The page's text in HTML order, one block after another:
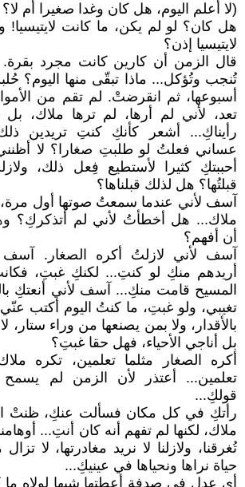
(لا أعلم اليوم، هل كان وغدا صغيرا أم لا؟
هل كان؟ لو لم يكن، ما كانت لايتيسيا!
لايتيسيا إذن؟
قال الزمن أن كارين كانت مجرد بقرة.
تُنجب وتُؤكل... ماذا تبقّى منها اليوم؟
أسبوعها، ثم انقرضتْ. لم تقم من
تعد، لأني لم أرها، لم ترها ملاك،
رأيناكِ... أشعر كأنكِ كنتِ تريدين
عساني فعلتُ لو طلبتِ صغارا؟ لا
أحببتكِ كثيرا لأستطيع فِعل ذلك،
قبلتُها؟ هل لذلك قبلناها؟
آسف لأني عندما سمعتُ صوتها أول مرة،
ملاك... هل أخطأتُ لأني لم أتذكركِ؟
أن أفهم؟
آسف لأني لازلتُ أكره الصغار. آسف
أريدهم منكِ لو كنتِ... لكنكِ غبتِ، فكانت
المسيح قامت منكِ... آسف لأني أنعتكِ
تغيبي، ولو غبتِ، ما كنتُ اليوم أكتب
بالأقدار، ولا بمن يصنعها من وراء ستار،
بل أناجي الأحياء، فهل حقا غبتِ؟
أكره الصغار مثلما تعلمين، تكره
تعلمين... أعتذر لأن الزمن لم يسمح
قولكِ...
رأتكِ في كل مكان فسألت عنكِ، ظنتْ
ملاك، لكنها لم تفهم أنه كان أنتِ...
تُغرقنا، ولازلنا لا نريد مغادرتها، لا
حياة نراها ونحياها في عينيكِ...
أي عدل في صدفة أعطتها شبها لولاه